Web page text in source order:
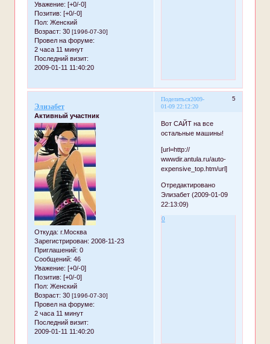
Уважение: [+0/-0]
Позитив: [+0/-0]
Пол: Женский
Возраст: 30 [1996-07-30]
Провел на форуме:
2 часа 11 минут
Последний визит:
2009-01-11 11:40:20
Поделиться 5
2009-
01-09 22:12:20
Элизабет
Активный участник
Откуда: г.Москва
Зарегистрирован: 2008-11-23
Приглашений: 0
Сообщений: 46
Уважение: [+0/-0]
Позитив: [+0/-0]
Пол: Женский
Возраст: 30 [1996-07-30]
Провел на форуме:
2 часа 11 минут
Последний визит:
2009-01-11 11:40:20
Вот САЙТ на все
остальные машины!
[url=http://
wwwdir.antula.ru/auto-
expensive_top.htm/url]
Отредактировано
Элизабет (2009-01-09
22:13:09)
0